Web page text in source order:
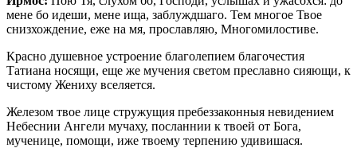
мене бо идеши, мене ища, заблуждшаго. Тем многое Твое
снизхождение, еже на мя, прославляю, Многомилостиве.
Красно душевное устроение благолепием благочестия
Татиана носящи, еще же мучения светом преславно сияющи, к
чистому Жениху вселяется.
Железом твое лице стружущия пребеззаконныя невидением
Небеснии Ангели мучаху, посланнии к твоей от Бога,
мученице, помощи, иже твоему терпению удивишася.